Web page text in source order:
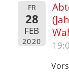
FR
28
FEB
2020